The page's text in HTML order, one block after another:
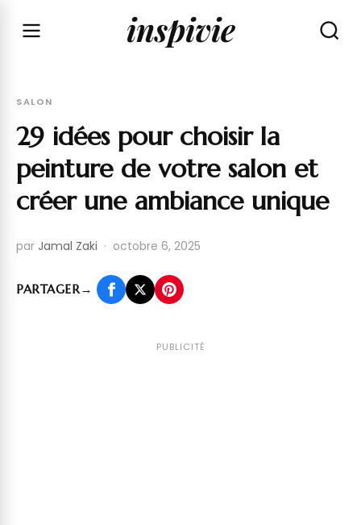
inspivie
SALON
29 idées pour choisir la
peinture de votre salon et
créer une ambiance unique
par Jamal Zaki · octobre 6, 2025
PARTAGER→
PUBLICITÉ